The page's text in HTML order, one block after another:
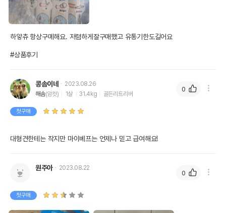
하얗츄 항상구메해요. 저렴하게잘구매했고 유통기한도길어요
#상품후기
콩솜이네
2023.08.26
해솜(암컷) 1살 31.4kg 골든리트리버
첫구매
대형견한테는 작지만 마이베프는 언제나 믿고 급여해요!
0
원주아 2023.08.22
첫구매
0